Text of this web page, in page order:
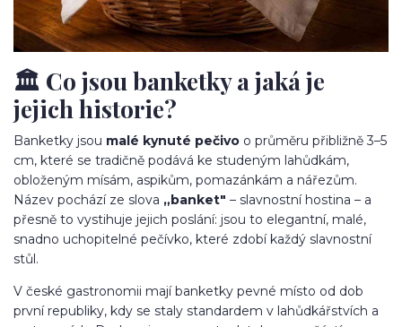
🏛️ Co jsou banketky a jaká je
jejich historie?
Banketky jsou malé kynuté pečivo o průměru přibližně 3–5
cm, které se tradičně podává ke studeným lahůdkám,
obloženým mísám, aspikům, pomazánkám a nářezům.
Název pochází ze slova „banket" – slavnostní hostina – a
přesně to vystihuje jejich poslání: jsou to elegantní, malé,
snadno uchopitelné pečívko, které zdobí každý slavnostní
stůl.
V české gastronomii mají banketky pevné místo od dob
první republiky, kdy se staly standardem v lahůdkářstvích a